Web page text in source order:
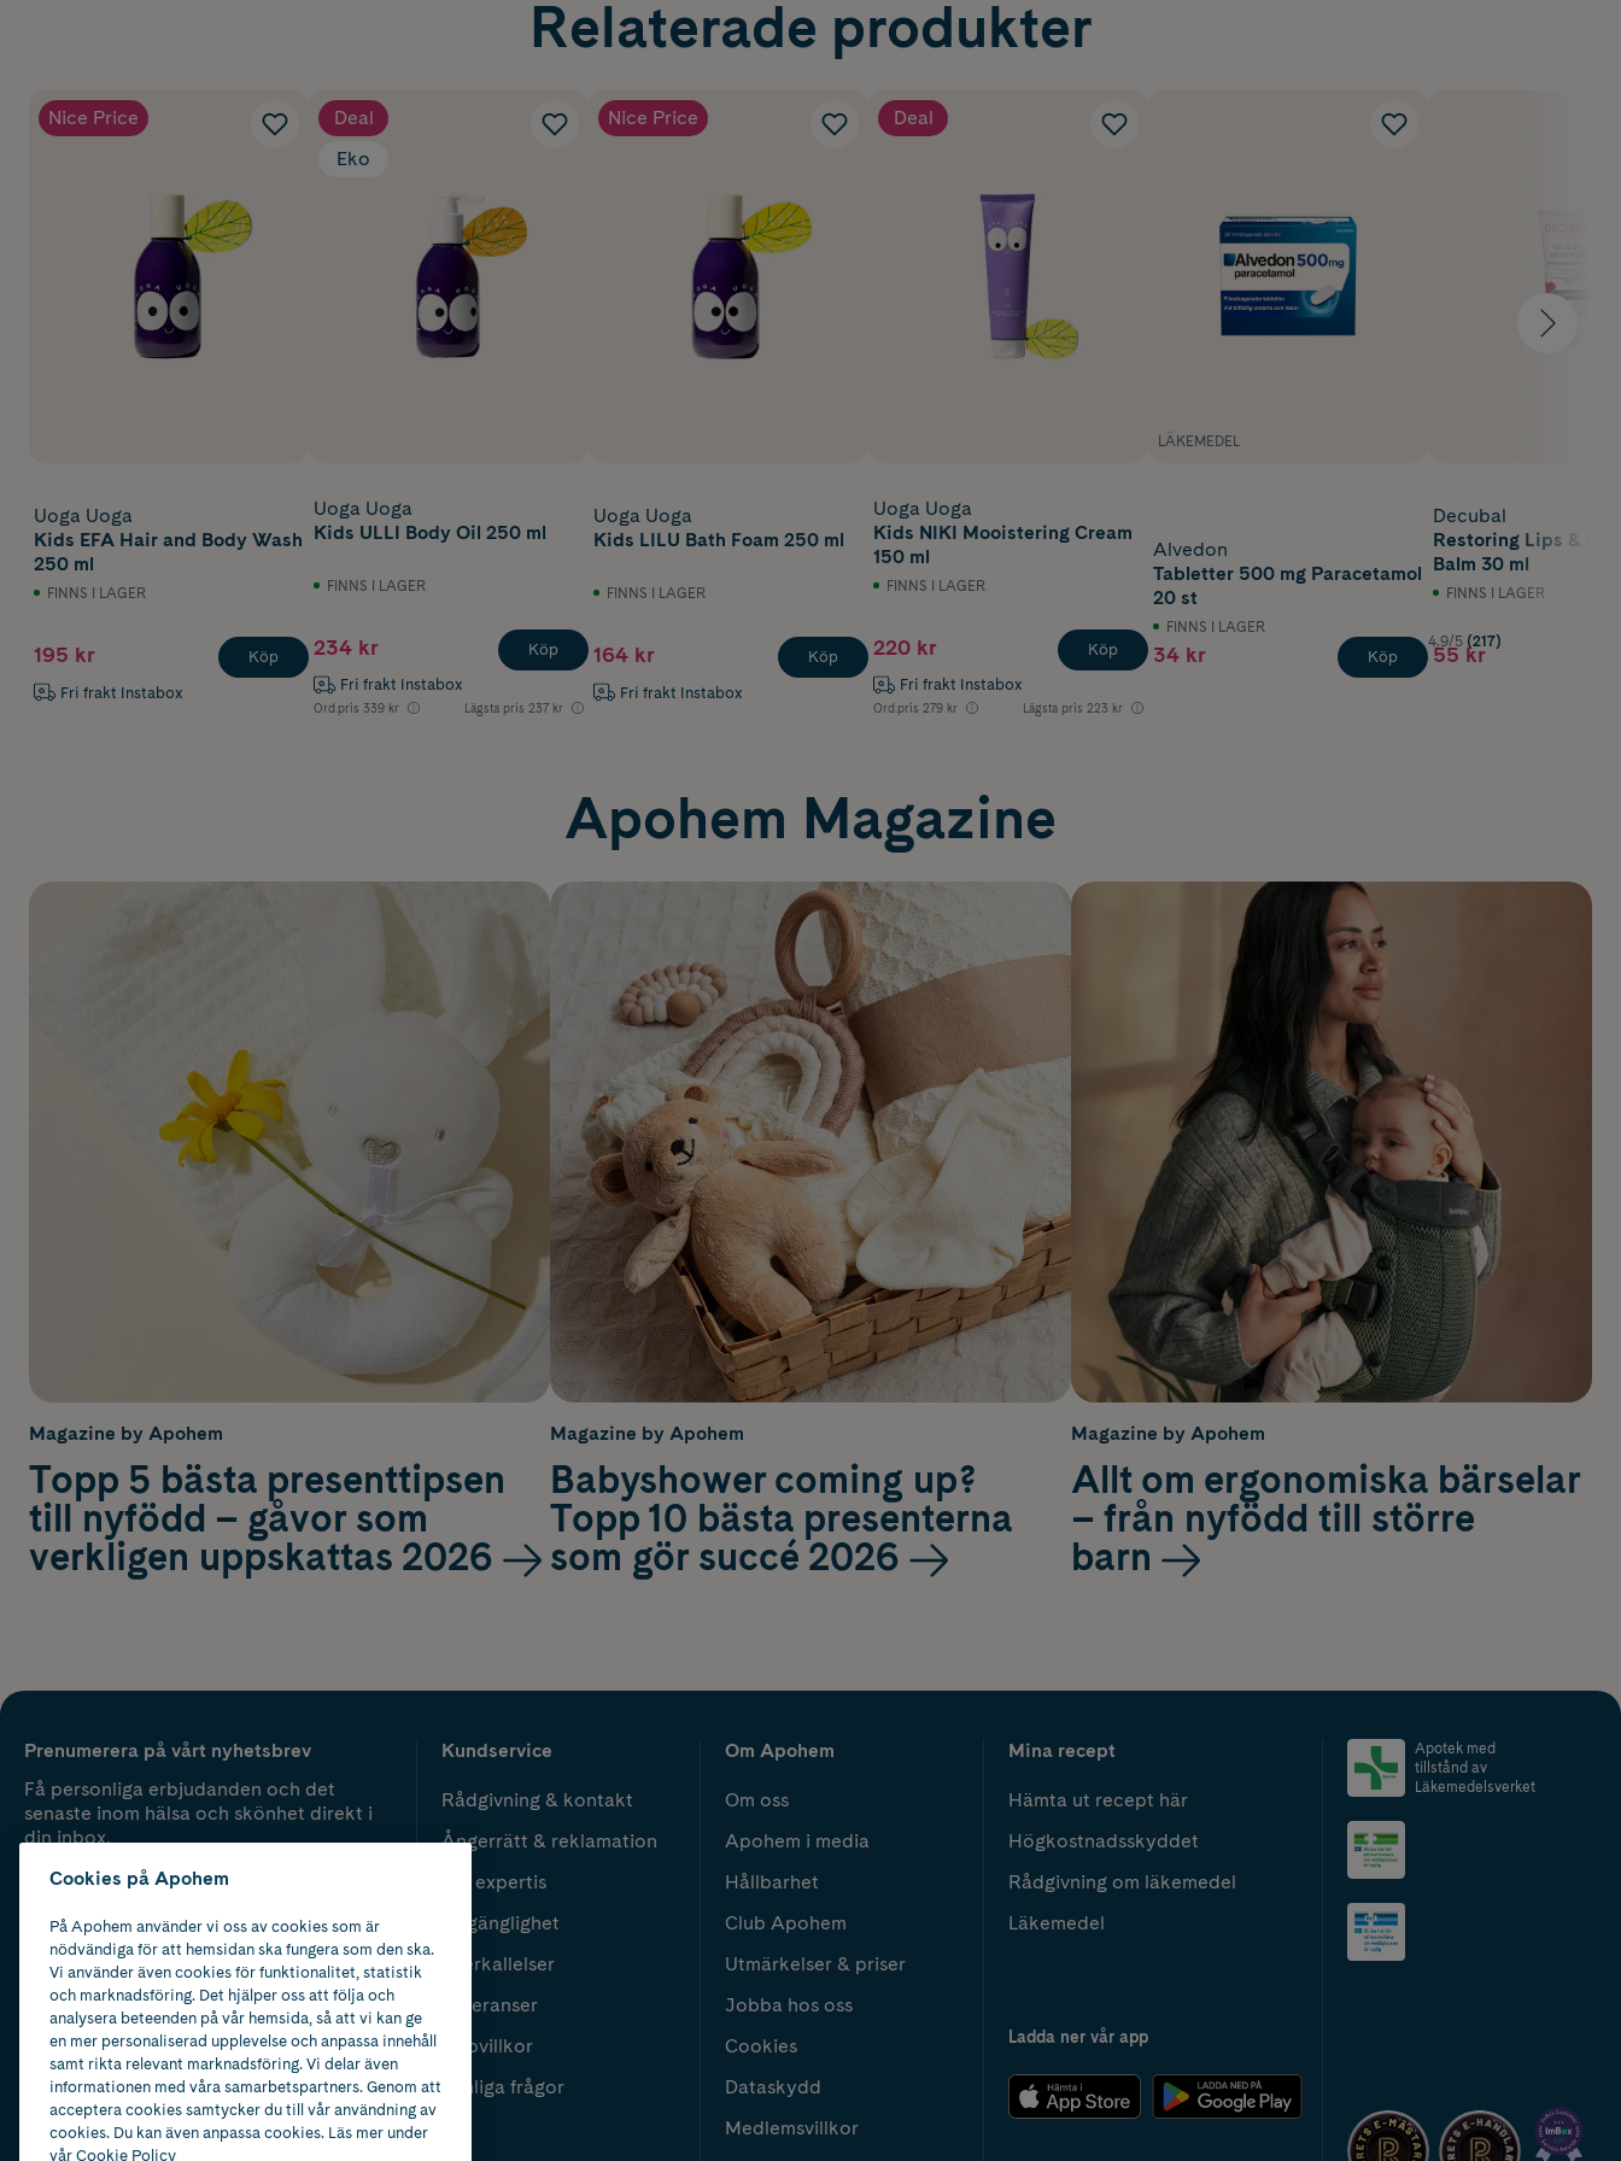
Relaterade produkter
Nice Price
Uoga Uoga
Kids EFA Hair and Body Wash
250 ml
FINNS I LAGER
195 kr
Fri frakt Instabox
Köp
Deal
Eko
Uoga Uoga
Kids ULLI Body Oil 250 ml
FINNS I LAGER
234 kr
Fri frakt Instabox
Ord.pris 339 kr Lägsta pris 237 kr
Köp
Nice Price
Uoga Uoga
Kids LILU Bath Foam 250 ml
FINNS I LAGER
164 kr
Fri frakt Instabox
Köp
Deal
Uoga Uoga
Kids NIKI Mooistering Cream
150 ml
FINNS I LAGER
220 kr
Fri frakt Instabox
Ord.pris 279 kr Lägsta pris 223 kr
Köp
LÄKEMEDEL
Alvedon
Tabletter 500 mg Paracetamol
20 st
FINNS I LAGER
34 kr Köp
Decubal
Restoring Lips &
Balm 30 ml
FINNS I LAGER
4.9/5 (217)
55 kr
Apohem Magazine
Magazine by Apohem
Topp 5 bästa presenttipsen
till nyfödd – gåvor som
verkligen uppskattas 2026
Magazine by Apohem
Babyshower coming up?
Topp 10 bästa presenterna
som gör succé 2026
Magazine by Apohem
Allt om ergonomiska bärselar
– från nyfödd till större
barn
Prenumerera på vårt nyhetsbrev
Få personliga erbjudanden och det
senaste inom hälsa och skönhet direkt i
din inbox.
Kundservice
Rådgivning & kontakt
Ångerrätt & reklamation
Vår expertis
Tillgänglighet
Återkallelser
Leveranser
Köpvillkor
Vanliga frågor
Om Apohem
Om oss
Apohem i media
Hållbarhet
Club Apohem
Utmärkelser & priser
Jobba hos oss
Cookies
Dataskydd
Medlemsvillkor
Mina recept
Hämta ut recept här
Högkostnadsskyddet
Rådgivning om läkemedel
Läkemedel
Ladda ner vår app
Apotek med
tillstånd av
Läkemedelsverket
Cookies på Apohem
På Apohem använder vi oss av cookies som är
nödvändiga för att hemsidan ska fungera som den ska.
Vi använder även cookies för funktionalitet, statistik
och marknadsföring. Det hjälper oss att följa och
analysera beteenden på vår hemsida, så att vi kan ge
en mer personaliserad upplevelse och anpassa innehåll
samt rikta relevant marknadsföring. Vi delar även
informationen med våra samarbetspartners. Genom att
acceptera cookies samtycker du till vår användning av
cookies. Du kan även anpassa cookies. Läs mer under
vårCookie Policy